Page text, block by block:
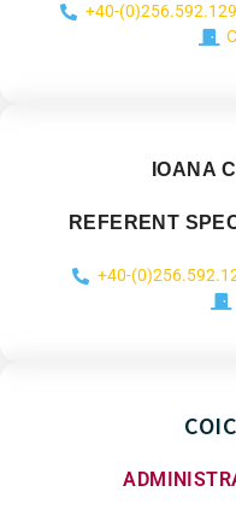
+40-(0)256.592.129
IOANA
REFERENT
+40-